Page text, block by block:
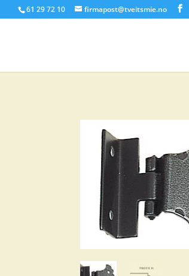
61 29 72 10 firmapost@tveitsmie.no